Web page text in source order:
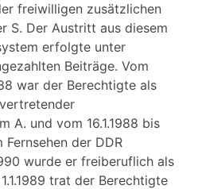
freiwilligen zusätzlichen
S. Der Austritt aus diesem
erfolgte unter
Beiträge. Vom
war der Berechtigte als
A. und vom 16.1.1988 bis
Fernsehen der DDR
wurde er freiberuflich als
trat der Berechtigte